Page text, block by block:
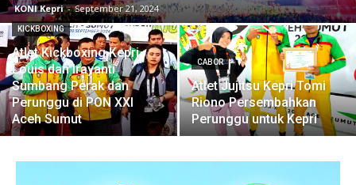
KONI Kepri - September 21, 2024
KICKBOXING
Atlet Kickboxing Kepri
Louis dan Irayanti
Sumbang Perak dan
Perunggu di PON XXI
Aceh Sumut
CABOR
Atlet Jujitsu Kepri Tomi
Riono Persembahkan
Perunggu untuk Kepri